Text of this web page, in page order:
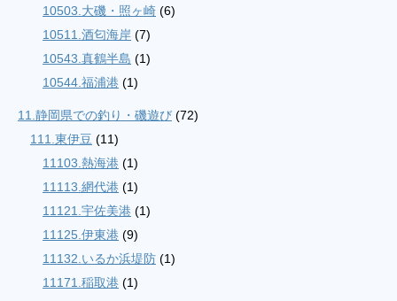
10503.大磯・照ヶ崎 (6)
10511.酒匂海岸 (7)
10543.真鶴半島 (1)
10544.福浦港 (1)
11.静岡県での釣り・磯遊び (72)
111.東伊豆 (11)
11103.熱海港 (1)
11113.網代港 (1)
11121.宇佐美港 (1)
11125.伊東港 (9)
11132.いるか浜堤防 (1)
11171.稲取港 (1)